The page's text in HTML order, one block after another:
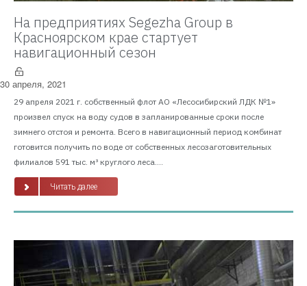
На предприятиях Segezha Group в
Красноярском крае стартует
навигационный сезон
30 апреля, 2021
29 апреля 2021 г. собственный флот АО «Лесосибирский ЛДК №1»
произвел спуск на воду судов в запланированные сроки после
зимнего отстоя и ремонта. Всего в навигационный период комбинат
готовится получить по воде от собственных лесозаготовительных
филиалов 591 тыс. м³ круглого леса....
Читать далее